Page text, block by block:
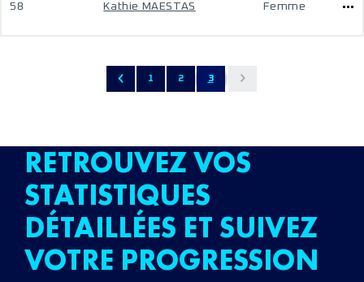
58 Kathie MAESTAS Femme
1 2 3
RETROUVEZ VOS
STATISTIQUES
DÉTAILLÉES ET SUIVEZ
VOTRE PROGRESSION